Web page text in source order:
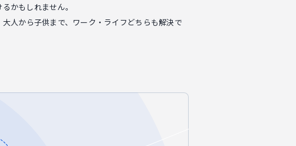
かもしれません。
人から子供まで、ワーク・ライフどちらも解決で